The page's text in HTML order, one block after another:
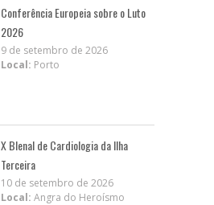
Conferência Europeia sobre o Luto
2026
9 de setembro de 2026
Local: Porto
X BIenal de Cardiologia da Ilha
Terceira
10 de setembro de 2026
Local: Angra do Heroísmo